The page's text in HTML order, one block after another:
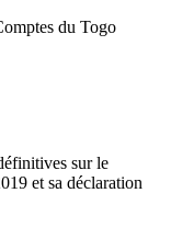
du Togo
sur le
et sa déclaration